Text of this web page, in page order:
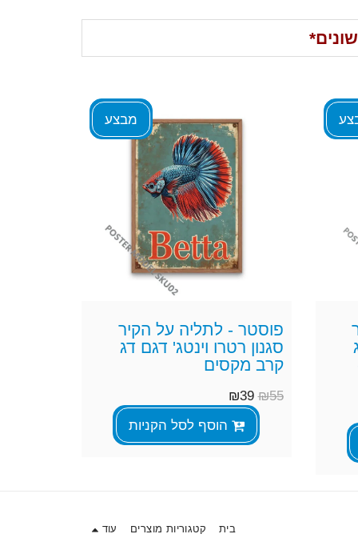
מבצע
פוסטר - לתליה על הקיר
סגנון רטרו וינטג' דגם דג
קרב מקסים
₪55
₪39
הוסף לסל הקניות
בית קטגוריות מוצרים עוד